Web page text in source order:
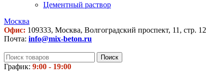
Цементный раствор
Москва
Офис: 109333, Москва, Волгоградский проспект, 11, стр. 12
Почта: info@mix-beton.ru
Поиск
График: 9:00 - 19:00